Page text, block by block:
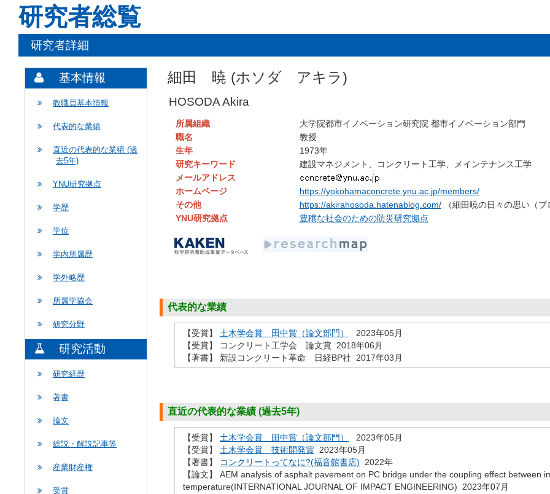
研究者総覧
研究者詳細
基本情報
教職員基本情報
代表的な業績
直近の代表的な業績 (過
去5年)
YNU研究拠点
学歴
学位
学内所属歴
学外略歴
所属学協会
研究分野
研究活動
研究経歴
著書
論文
総説・解説記事等
産業財産権
受賞
細田 暁 (ホソダ アキラ)
HOSODA Akira
所属組織
大学院都市イノベーション研究院 都市イノベーション部門
職名
教授
生年
1973年
研究キーワード
建設マネジメント、コンクリート工学、メインテナンス工学
メールアドレス
ホームページ
https://yokohamaconcrete.ynu.ac.jp/members/
その他
https://akirahosoda.hatenablog.com/（細田暁の日々の思い（ブ
YNU研究拠点
豊穣な社会のための防災研究拠点
代表的な業績
【受賞】 土木学会賞 田中賞（論文部門）
2023年05月
【受賞】 コンクリート工学会 論文賞 2018年06月
【著書】 新設コンクリート革命 日経BP社 2017年03月
直近の代表的な業績 (過去5年)
【受賞】 土木学会賞 田中賞（論文部門）
2023年05月
【受賞】 土木学会賞 技術開発賞 2023年05月
【著書】
コンクリートってなに?(福音館書店) 2022年
【論文】 AEM analysis of asphalt pavement on PC bridge under the coupling effect between
temperature(INTERNATIONAL JOURNAL OF IMPACT ENGINEERING) 2023年07月